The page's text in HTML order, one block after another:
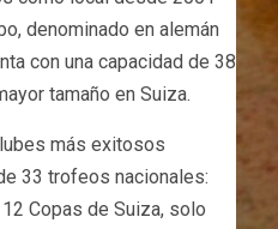
denominado en alemán
con una capacidad de 38
tamaño en Suiza.
más exitosos
33 trofeos nacionales:
Copas de Suiza, solo